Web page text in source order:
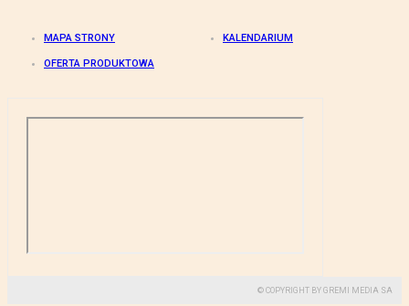
MAPA STRONY KALENDARIUM
OFERTA PRODUKTOWA
© COPYRIGHT BY GREMI MEDIA SA